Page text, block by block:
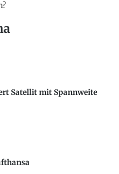
Satellit mit Spannweite